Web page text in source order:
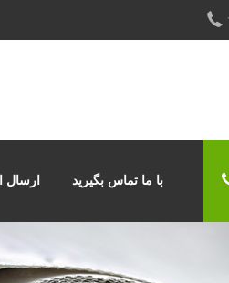
ارسال با ما تماس بگیرید